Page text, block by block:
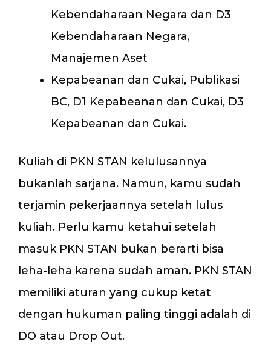
Kebendaharaan Negara dan D3
Kebendaharaan Negara,
Manajemen Aset
Kepabeanan dan Cukai, Publikasi
BC, D1 Kepabeanan dan Cukai, D3
Kepabeanan dan Cukai.
Kuliah di PKN STAN kelulusannya
bukanlah sarjana. Namun, kamu sudah
terjamin pekerjaannya setelah lulus
kuliah. Perlu kamu ketahui setelah
masuk PKN STAN bukan berarti bisa
leha-leha karena sudah aman. PKN STAN
memiliki aturan yang cukup ketat
dengan hukuman paling tinggi adalah di
DO atau Drop Out.